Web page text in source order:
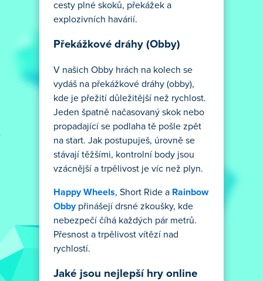
cesty plné skoků, překážek a
explozivních havárií.
Překážkové dráhy (Obby)
V našich Obby hrách na kolech se
vydáš na překážkové dráhy (obby),
kde je přežití důležitější než rychlost.
Jeden špatně načasovaný skok nebo
propadající se podlaha tě pošle zpět
na start. Jak postupuješ, úrovně se
stávají těžšími, kontrolní body jsou
vzácnější a trpělivost je víc než plyn.
Happy Wheels, Short Ride a Rainbow
Obbypřinášejí drsné zkoušky, kde
nebezpečí číhá každých pár metrů.
Přesnost a trpělivost vítězí nad
rychlostí.
Jaké jsou nejlepší hry online